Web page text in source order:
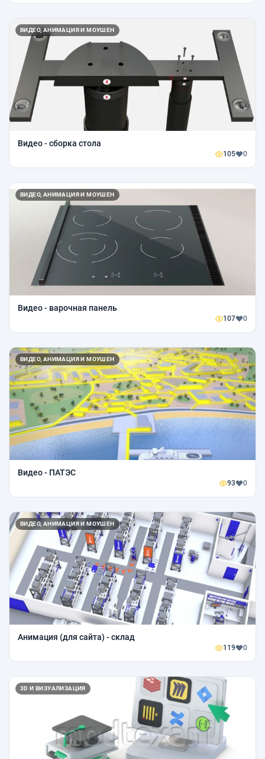
ВИДЕО, АНИМАЦИЯ И МОУШЕН
Видео - сборка стола
105 0
ВИДЕО, АНИМАЦИЯ И МОУШЕН
Видео - варочная панель
107 0
ВИДЕО, АНИМАЦИЯ И МОУШЕН
Видео - ПАТЭС
93 0
ВИДЕО, АНИМАЦИЯ И МОУШЕН
Анимация (для сайта) - склад
119 0
3D И ВИЗУАЛИЗАЦИЯ